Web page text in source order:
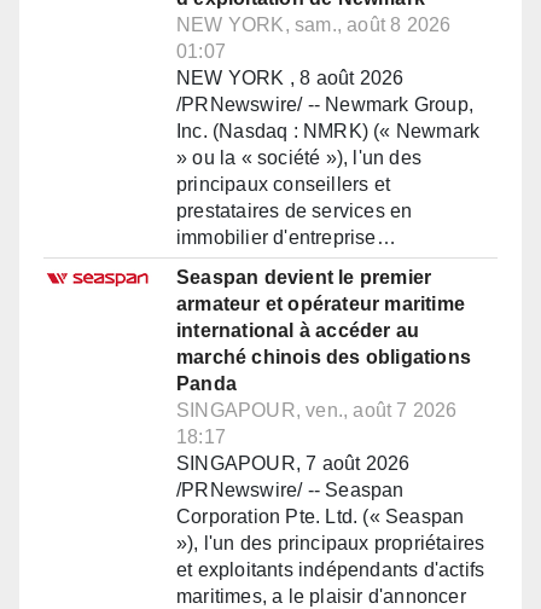
NEW YORK, sam., août 8 2026
01:07
NEW YORK , 8 août 2026
/PRNewswire/ -- Newmark Group,
Inc. (Nasdaq : NMRK) (« Newmark
» ou la « société »), l'un des
principaux conseillers et
prestataires de services en
immobilier d'entreprise…
Seaspan devient le premier
armateur et opérateur maritime
international à accéder au
marché chinois des obligations
Panda
SINGAPOUR, ven., août 7 2026
18:17
SINGAPOUR, 7 août 2026
/PRNewswire/ -- Seaspan
Corporation Pte. Ltd. (« Seaspan
»), l'un des principaux propriétaires
et exploitants indépendants d'actifs
maritimes, a le plaisir d'annoncer